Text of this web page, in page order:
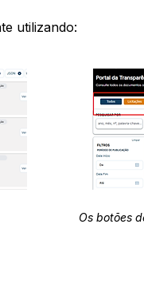
utilizando:
Os botões